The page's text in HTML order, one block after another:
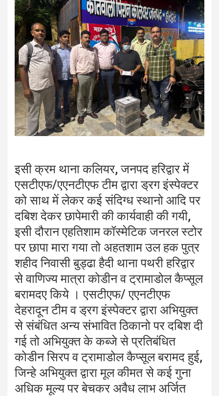
इसी क्रम थाना कलियर, जनपद हरिद्वार में
एसटीएफ/एएनटीएफ टीम द्वारा ड्रग इंस्पेक्टर
को साथ में लेकर कई संदिग्ध स्थानो आदि पर
दबिश देकर छापेमारी की कार्यवाही की गयी,
इसी दौरान एहतिशाम कॉस्मेटिक जनरल स्टोर
पर छापा मारा गया तो अहतशाम उल हक पुत्र
शहीद निवासी बुड्ढा हैदी थाना पथरी हरिद्वार
से वाणिज्य मात्रा कोडीन व ट्रामाडोल कैप्सूल
बरामदए किये । एसटीएफ/ एएनटीएफ
देहरादून टीम व ड्रग इंस्पेक्टर द्वारा अभियुक्त
से संबंधित अन्य संभावित ठिकानो पर दबिश दी
गई तो अभियुक्त के कब्जे से प्रतिबंधित
कोडीन सिरप व ट्रामाडोल कैप्सूल बरामद हुई,
जिन्हे अभियुक्त द्वारा मूल कीमत से कई गुना
अधिक मूल्य पर बेचकर अवैध लाभ अर्जित